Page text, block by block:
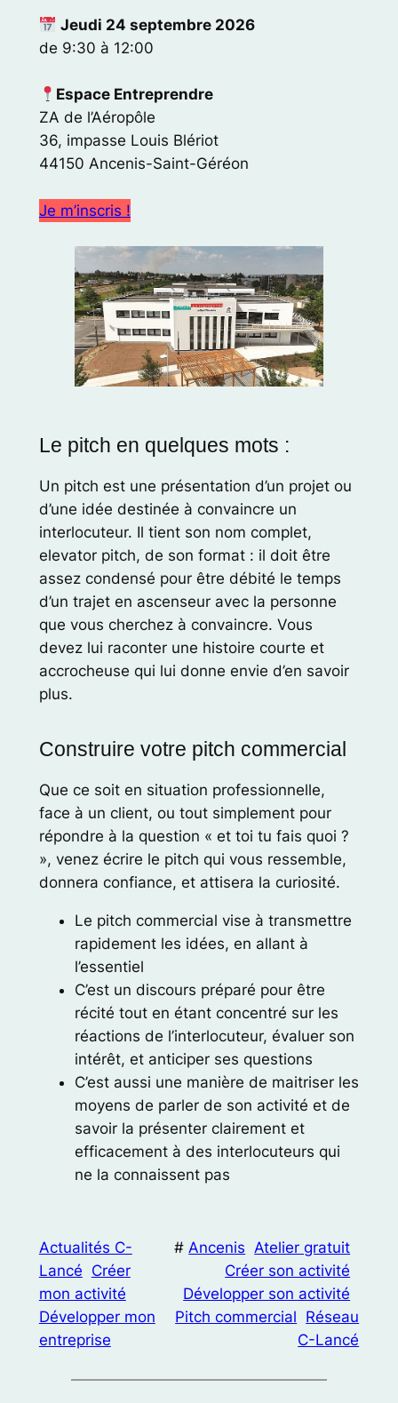
Jeudi 24 septembre 2026
de 9:30 à 12:00
Espace Entreprendre
ZA de l’Aéropôle
36, impasse Louis Blériot
44150 Ancenis-Saint-Géréon
Je m’inscris !
Le pitch en quelques mots :
Un pitch est une présentation d’un projet ou
d’une idée destinée à convaincre un
interlocuteur. Il tient son nom complet,
elevator pitch, de son format : il doit être
assez condensé pour être débité le temps
d’un trajet en ascenseur avec la personne
que vous cherchez à convaincre. Vous
devez lui raconter une histoire courte et
accrocheuse qui lui donne envie d’en savoir
plus.
Construire votre pitch commercial
Que ce soit en situation professionnelle,
face à un client, ou tout simplement pour
répondre à la question « et toi tu fais quoi ?
», venez écrire le pitch qui vous ressemble,
donnera confiance, et attisera la curiosité.
Le pitch commercial vise à transmettre
rapidement les idées, en allant à
l’essentiel
C’est un discours préparé pour être
récité tout en étant concentré sur les
réactions de l’interlocuteur, évaluer son
intérêt, et anticiper ses questions
C’est aussi une manière de maitriser les
moyens de parler de son activité et de
savoir la présenter clairement et
efficacement à des interlocuteurs qui
ne la connaissent pas
Actualités C-
Lancé Créer
mon activité
Développer mon
entreprise
# Ancenis Atelier gratuit
Créer son activité
Développer son activité
Pitch commercial Réseau
C-Lancé